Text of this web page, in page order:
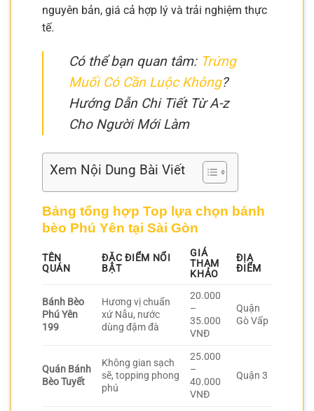
nguyên bản, giá cả hợp lý và trải nghiệm thực
tế.
Có thể bạn quan tâm: Trứng
Muối Có Cần Luộc Không?
Hướng Dẫn Chi Tiết Từ A-z
Cho Người Mới Làm
Xem Nội Dung Bài Viết
Bảng tổng hợp Top lựa chọn bánh
bèo Phú Yên tại Sài Gòn
TÊN
QUÁN
ĐẶC ĐIỂM NỔI
BẬT
GIÁ
THAM
KHẢO
ĐỊA
ĐIỂM
Bánh Bèo
Phú Yên
199
Hương vị chuẩn
xứ Nẫu, nước
dùng đậm đà
20.000
–
35.000
VNĐ
Quận
Gò Vấp
Quán Bánh
Bèo Tuyết
Không gian sạch
sẽ, topping phong
phú
25.000
–
40.000
VNĐ
Quận 3